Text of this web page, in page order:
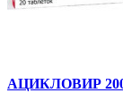
АЦИКЛОВИР